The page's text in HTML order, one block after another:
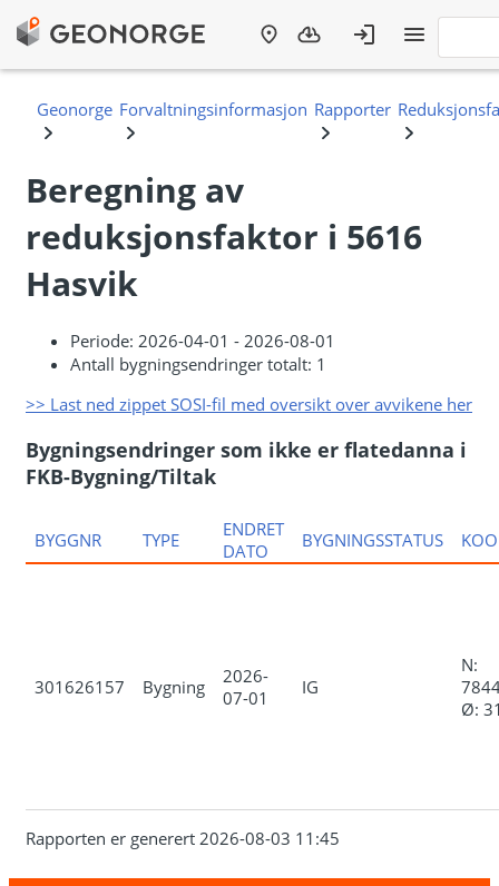
Beregning av
reduksjonsfaktor i 5616
Hasvik
Periode: 2026-04-01 - 2026-08-01
Antall bygningsendringer totalt: 1
>> Last ned zippet SOSI-fil med oversikt over avvikene her
Bygningsendringer som ikke er flatedanna i
FKB-Bygning/Tiltak
BYGGNR TYPE
ENDRET
DATO
BYGNINGSSTATUS
301626157 Bygning
2026-
07-01
IG
N:
Ø:
Rapporten er generert 2026-08-03 11:45